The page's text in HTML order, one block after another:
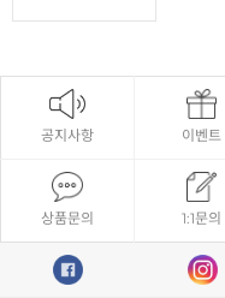
공지사항 이벤트
상품문의 1:1문의